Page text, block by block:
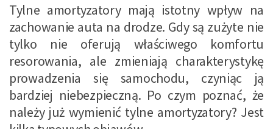
Tylne amortyzatory mają istotny wpływ na
zachowanie auta na drodze. Gdy są zużyte nie
tylko nie oferują właściwego komfortu
resorowania, ale zmieniają charakterystykę
prowadzenia się samochodu, czyniąc ją
bardziej niebezpieczną. Po czym poznać, że
należy już wymienić tylne amortyzatory? Jest